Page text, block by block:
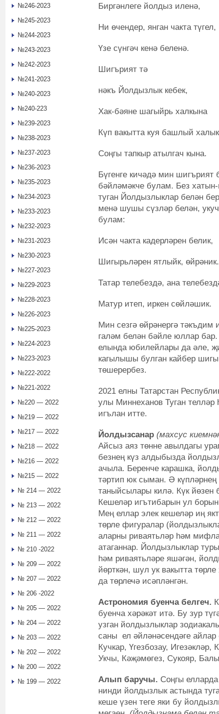
Биргәнлеге йолдыз иленә,
Ни өчендер, янган чакта түгел,
Үзе сүнгәч кенә беленә.
Шигърият тә
нәкъ Йолдызлык кебек,
Хак-бәяне шагыйрь халкына
Күп вакытта куя башлый
Соңгы тапкыр атылгач кына.
Бүгенге кичәдә мин шигърият
бәйләмәкче булам. Без
туган Йолдызлыклар белән
менә шушы сүзләр белән,
булам:
Исән чакта кадерләрен белик,
Шигырьләрен ятлыйк, өйрәник.
Татар телебездә, ана
Матур итеп, иркен сөйләшик.
Мин сезгә өйрәнергә тәкъдим
галәм белән бәйле юллар
елында юбилейлары да әле,
кагылышы булган кайбер
төшерербез.
2021 елны Татарстан
улы Миннеханов Туган
игълан итте.
Йолдызсанар (махсус
Айсыз аяз төнне авылдагы
безнең күз алдыбызда
ачыла. Беренче карашка,
тәртип юк сыман. Ә
таныйсылары килә. Күк
Кешеләр игътибарын ул
Мең еллар элек кешеләр иң
төрле фигуралар
аларны риваятьләр һәм
атаганнар. Йолдызлыклар
һәм риваятьләре яшәгән,
йөрткән, шул ук вакытта
да төрлечә исәпләнгән.
Астрономия буенча белгеч.
буенча хәрәкәт итә. Бу зур
узган йолдызлыклар
саны ел әйләнәсендәге
Кучкар, Үгезбозау,
Укчы, Кәҗәмөгез, Сукояр,
Алып баручы. Соңгы
нинди йолдызлык астында
кеше үзен теге яки бу
№246-2023
№245-2023
№244-2023
№243-2023
№242-2023
№241-2023
№240-2023
№240-223
№239-2023
№238-2023
№237-2023
№236-2023
№235-2023
№234-2023
№233-2023
№232-2023
№231-2023
№230-2023
№227-2023
№229-2023
№228-2023
№226-2023
№225-2023
№224-2023
№223-2023
№222-2022
№221-2022
№220 — 2022
№219 — 2022
№217 — 2022
№218 — 2022
№216 — 2022
№215 — 2022
№ 214 — 2022
№ 213 — 2022
№ 212 — 2022
№ 211 — 2022
№ 210 -2022
№ 209 — 2022
№ 207 — 2022
№ 206 -2022
№ 205 — 2022
№ 204 — 2022
№ 203 — 2022
№ 202 — 2022
№ 200 — 2022
№ 199 — 2022